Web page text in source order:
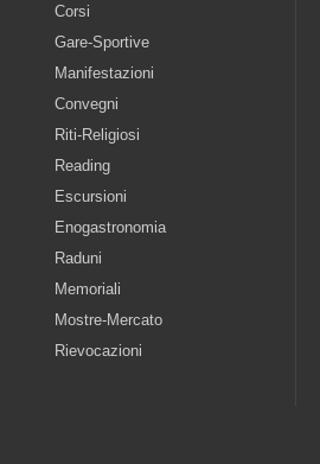
Corsi
Gare-Sportive
Manifestazioni
Convegni
Riti-Religiosi
Reading
Escursioni
Enogastronomia
Raduni
Memoriali
Mostre-Mercato
Rievocazioni